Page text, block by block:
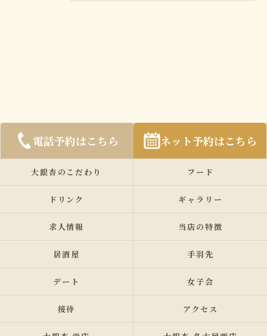
電話予約はこちら ネット予約はこちら
大銀杏のこだわり フード
ドリンク ギャラリー
求人情報 当店の特徴
居酒屋 手羽先
デート 女子会
接待 アクセス